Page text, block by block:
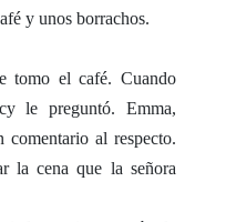
y unos borrachos.
tomo el café. Cuando
le preguntó. Emma,
comentario al respecto.
la cena que la señora